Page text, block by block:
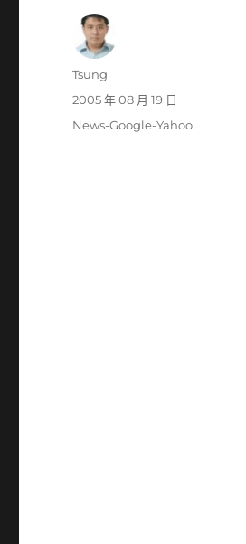
作
Tsung
發
2005 年 08 月 19 日
分
News-Google-Yahoo